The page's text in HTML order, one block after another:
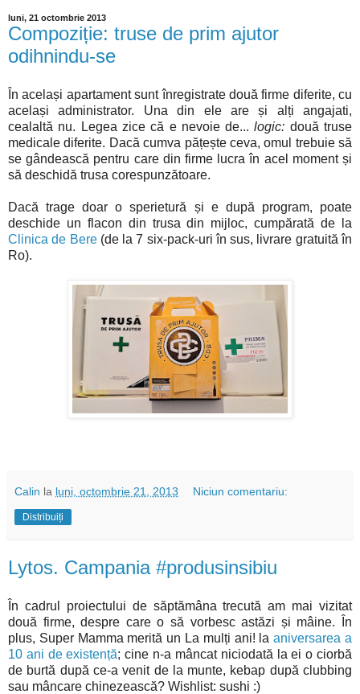
luni, 21 octombrie 2013
Compoziție: truse de prim ajutor
odihnindu-se
În același apartament sunt înregistrate două firme diferite, cu
același administrator. Una din ele are și alți angajati,
cealaltă nu. Legea zice că e nevoie de...logic: două truse
medicale diferite. Dacă cumva pățește ceva, omul trebuie să
se gândească pentru care din firme lucra în acel moment și
să deschidă trusa corespunzătoare.
Dacă trage doar o sperietură și e după program, poate
deschide un flacon din trusa din mijloc, cumpărată de la
Clinica de Bere(de la 7 six-pack-uri în sus, livrare gratuită în
Ro).
Calin la luni, octombrie 21, 2013 Niciun comentariu:
Distribuiți
Lytos. Campania #produsinsibiu
În cadrul proiectului de săptămâna trecută am mai vizitat
două firme, despre care o să vorbesc astăzi și mâine. În
plus, Super Mamma merită un La mulți ani! laaniversarea a
10 ani de existență; cine n-a mâncat niciodată la ei o ciorbă
de burtă după ce-a venit de la munte, kebap după clubbing
sau mâncare chinezească? Wishlist: sushi :)